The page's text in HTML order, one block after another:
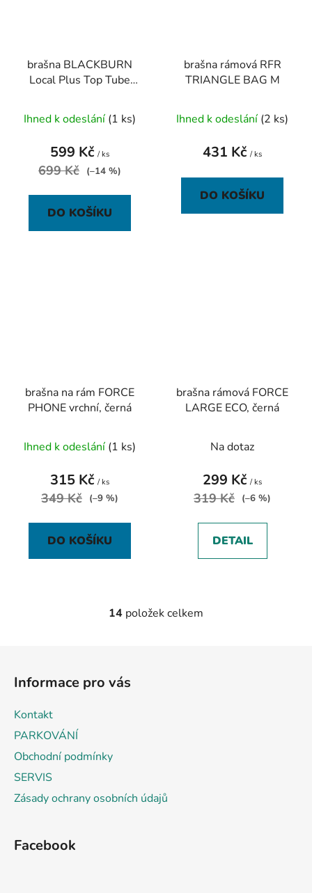
brašna BLACKBURN
Local Plus Top Tube
Ihned k odeslání (1 ks)
599 Kč / ks
699 Kč (–14 %)
DO KOŠÍKU
brašna rámová RFR
TRIANGLE BAG M
Ihned k odeslání (2 ks)
431 Kč / ks
DO KOŠÍKU
brašna na rám FORCE
PHONE vrchní, černá
Ihned k odeslání (1 ks)
315 Kč / ks
349 Kč (–9 %)
DO KOŠÍKU
brašna rámová FORCE
LARGE ECO, černá
Na dotaz
299 Kč / ks
319 Kč (–6 %)
DETAIL
O
y
14 položek celkem
Informace pro vás
Kontakt
PARKOVÁNÍ
Obchodní podmínky
SERVIS
Zásady ochrany osobních údajů
Facebook